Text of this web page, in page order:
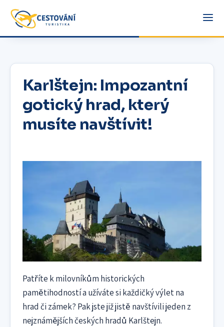
Karlštejn: Impozantní
gotický hrad, který
musíte navštívit!
Patříte k milovníkům historických
pamětihodností a užíváte si každičký výlet na
hrad či zámek? Pak jste již jistě navštívili jeden z
nejznámějších českých hradů Karlštejn.